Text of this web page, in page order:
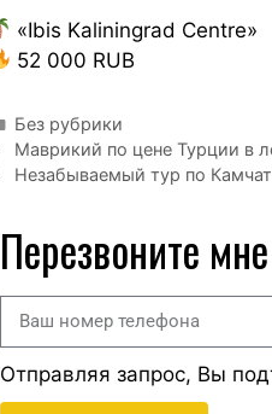
«Ibis Kaliningrad Centre»
52 000 RUB
Без рубрики
Маврикий по цене Турции в
Незабываемый тур по
Перезвоните
Отправляя запрос, Вы